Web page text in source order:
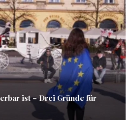
ist – Drei Gründe für